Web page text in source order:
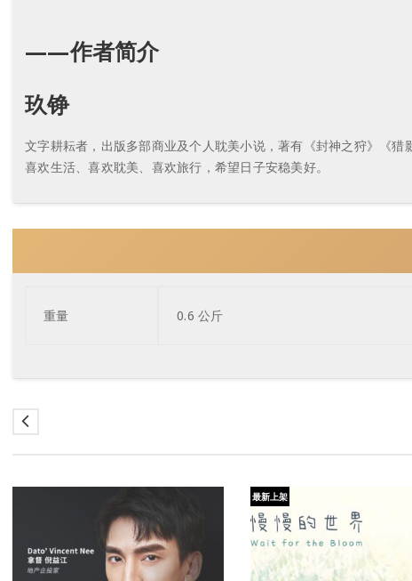
——作者简介
玖铮
文字耕耘者，出版多部商业及个人耽美小说，著有《封神之狩》《
喜欢生活、喜欢耽美、喜欢旅行，希望日子安稳美好。
重量 0.6 公斤
最新上架